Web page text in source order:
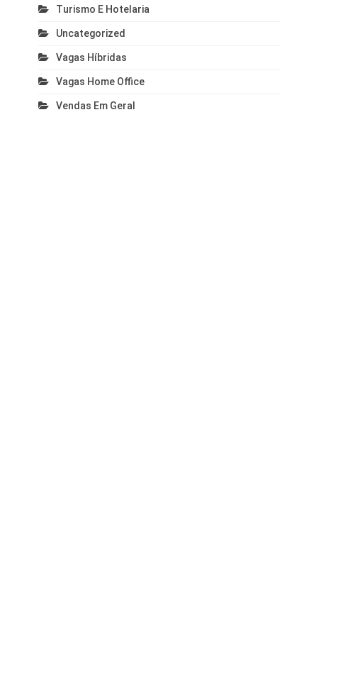
Turismo E Hotelaria
Uncategorized
Vagas Híbridas
Vagas Home Office
Vendas Em Geral